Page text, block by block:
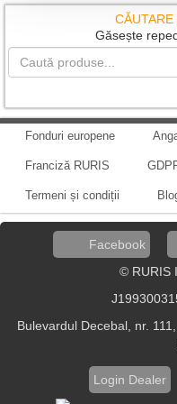
Găsește
Fonduri europene
Franciză RURIS
Termeni și condiții
Facebook
© RURIS
Bulevardul Decebal, nr.
Login Dealer